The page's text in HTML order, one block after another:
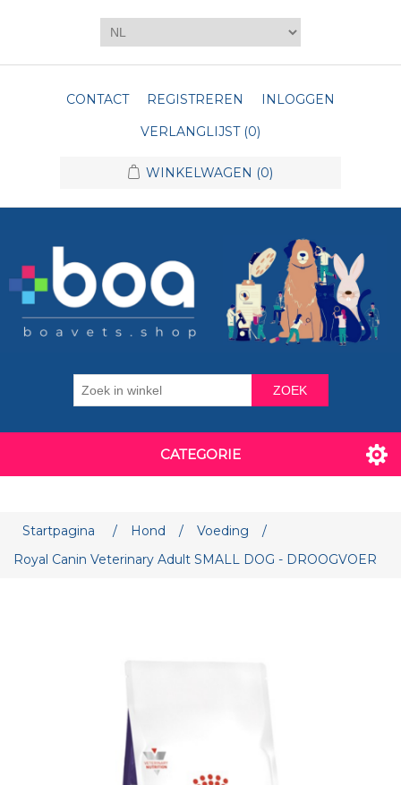
CONTACT REGISTREREN
INLOGGEN
VERLANGLIJST (0)
WINKELWAGEN (0)
ZOEK
CATEGORIE
Startpagina / Hond / Voeding
/
Royal Canin Veterinary Adult SMALL DOG - DROOGVOER